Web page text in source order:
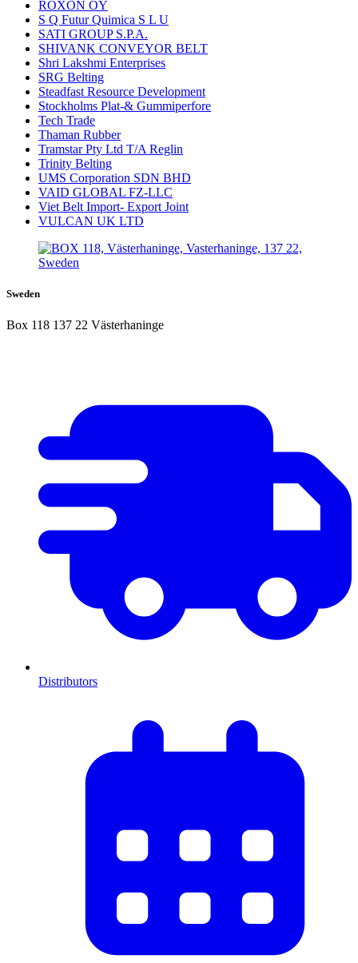
ROXON OY
S Q Futur Quimica S L U
SATI GROUP S.P.A.
SHIVANK CONVEYOR BELT
Shri Lakshmi Enterprises
SRG Belting
Steadfast Resource Development
Stockholms Plat-& Gummiperfore
Tech Trade
Thaman Rubber
Tramstar Pty Ltd T/A Reglin
Trinity Belting
UMS Corporation SDN BHD
VAID GLOBAL FZ-LLC
Viet Belt Import- Export Joint
VULCAN UK LTD
Sweden
Box 118 137 22 Västerhaninge
Distributors